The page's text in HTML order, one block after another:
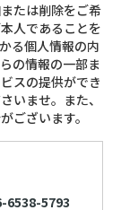
たは削除をご希
人であることを
る個人情報の内
の情報の一部ま
スの提供ができ
いませ。また、
ございます。
6538-5793